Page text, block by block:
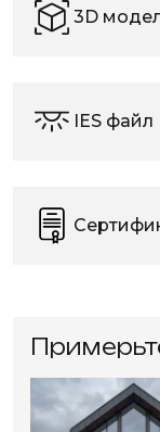
3D
IES файл